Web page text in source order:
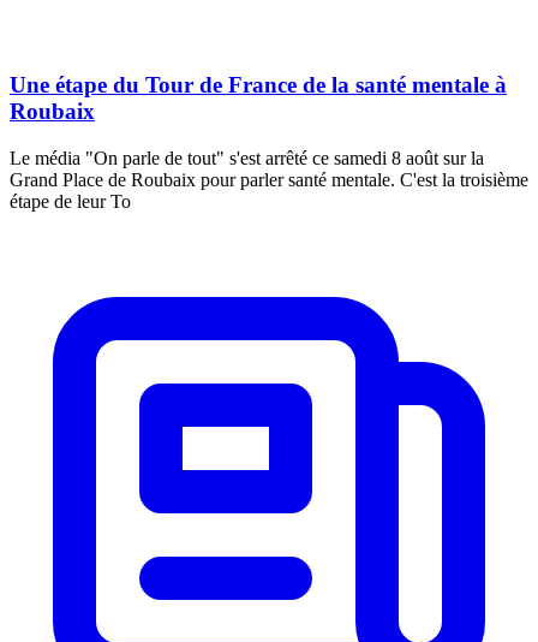
Une étape du Tour de France de la santé mentale à
Roubaix
Le média "On parle de tout" s'est arrêté ce samedi 8 août sur la
Grand Place de Roubaix pour parler santé mentale. C'est la troisième
étape de leur To